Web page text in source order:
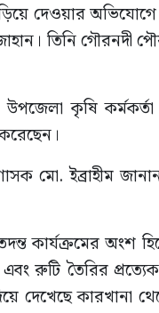
দেওয়ার
তিনি গৌরনদী
কৃষি কর্মকর্তা
মো. ইব্রাহীম
কার্যক্রমের অংশ
রুটি তৈরির
দেখেছে